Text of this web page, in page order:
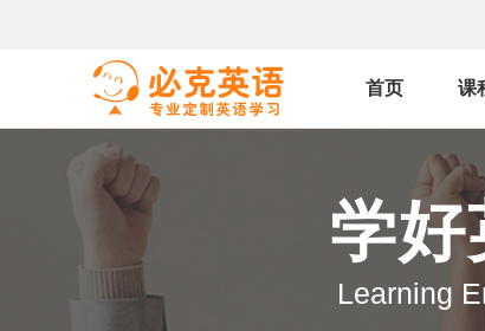
首页 课
学好
Learning